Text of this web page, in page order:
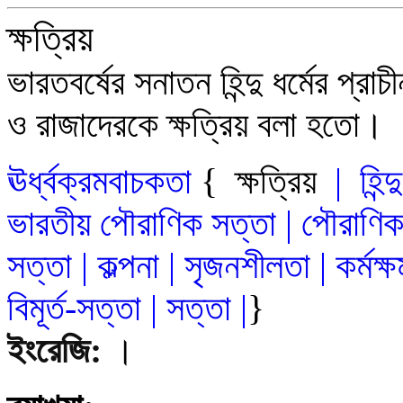
ক্ষত্রিয়
ভারতবর্ষের সনাতন হিন্দু ধর্মের
ও রাজাদেরকে ক্ষত্রিয় বলা হতো।
ঊর্ধ্বক্রমবাচকতা { ক্ষত্রিয় |
ভারতীয় পৌরাণিক সত্তা |
সত্তা | কল্পনা | সৃজনশীলতা |
বিমূর্ত-সত্ত | সত্তা |}
ইংরেজি: ।